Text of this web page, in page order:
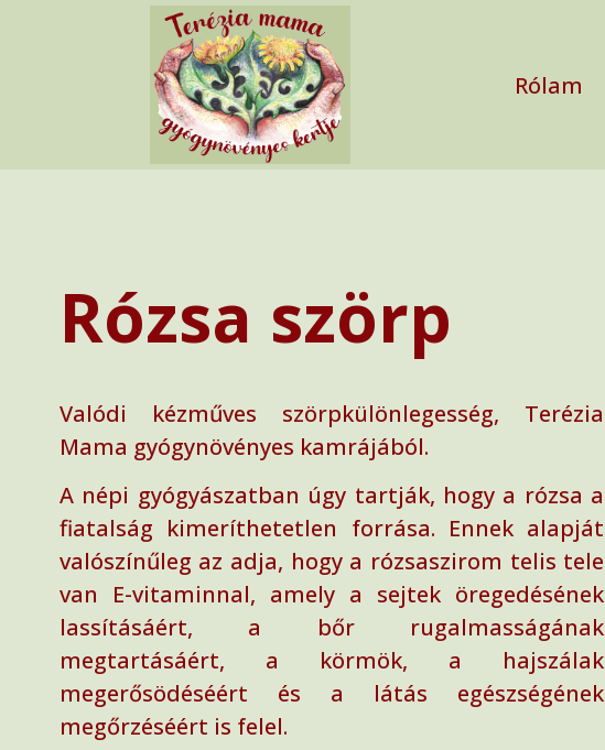
Rólam
Rózsa szörp
Valódi kézműves szörpkülönlegesség, Terézia
Mama gyógynövényes kamrájából.
A népi gyógyászatban úgy tartják, hogy a rózsa a
fiatalság kimeríthetetlen forrása. Ennek alapját
valószínűleg az adja, hogy a rózsaszirom telis tele
van E-vitaminnal, amely a sejtek öregedésének
lassításáért, a bőr rugalmasságának
megtartásáért, a körmök, a hajszálak
megerősödéséért és a látás egészségének
megőrzéséért is felel.